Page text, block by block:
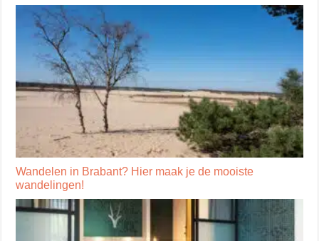
Wandelen in Brabant? Hier maak je de mooiste
wandelingen!